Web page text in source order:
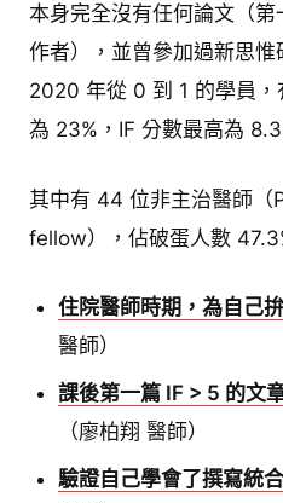
本身完全沒有任何論文（
作者），並曾參加過新思
2020 年從 0 到 1 的學員
為 23%，IF 分數最高為
其中有 44 位非主治醫師（
fellow），佔破蛋人數
住院醫師時期，為自己
醫師）
課後第一篇 IF > 5 的文
（廖柏翔 醫師）
驗證自己學會了撰寫統